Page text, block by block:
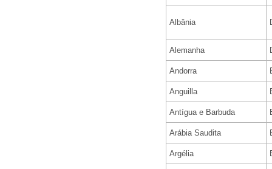
Albânia
Alemanha
Andorra
Anguilla
Antígua e Barbuda
Arábia Saudita
Argélia